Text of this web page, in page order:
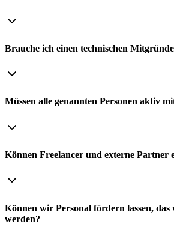
Brauche ich einen technischen
Müssen alle genannten Personen aktiv
Können Freelancer und externe Partner
Können wir Personal fördern lassen, das
werden?